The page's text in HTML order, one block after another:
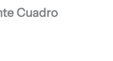
Cuadro